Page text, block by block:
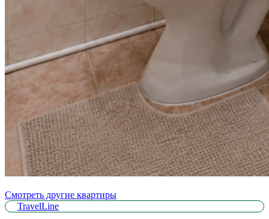
Смотреть другие квартиры
TravelLine